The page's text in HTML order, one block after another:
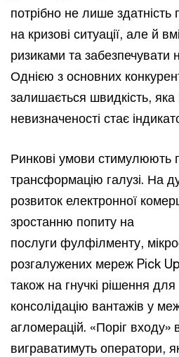
потрібно не лише
на кризові ситуації, але й
ризиками та забезпечувати
Однією з основних
залишається швидкість,
невизначеності стає
Ринкові умови стимулюють
трансформацію галузі. На
розвиток електронної
зростанню попиту на
послуги фулфілменту,
розгалужених мереж Pick
також на гнучкі рішення для
консолідацію вантажів у
агломерацій. «Поріг входу»
виграватимуть оператори,